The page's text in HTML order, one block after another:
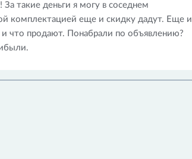
такие деньги я могу в соседнем
комплектацией еще и скидку дадут. Еще и
что продают. Понабрали по объявлению?